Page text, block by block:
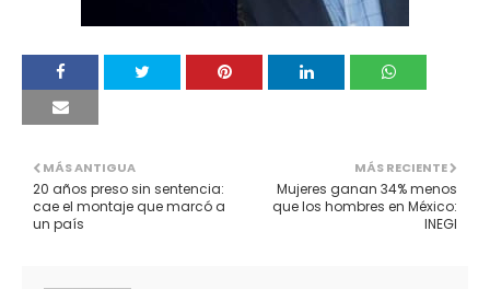
MÁS RECIENTE
Mujeres ganan 34% menos
que los hombres en México:
INEGI
MÁS ANTIGUA
20 años preso sin sentencia:
cae el montaje que marcó a
un país